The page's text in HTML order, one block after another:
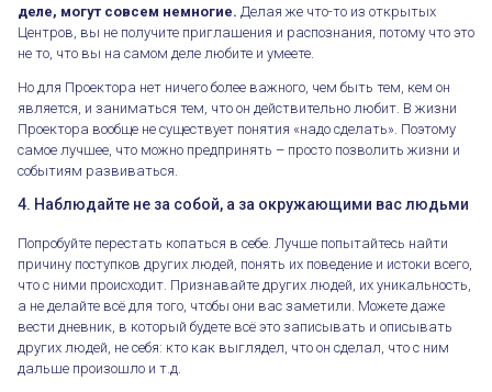
деле, могут совсем немногие. Делая же что-то из открытых
Центров, вы не получите приглашения и распознания, потому что это
не то, что вы на самом деле любите и умеете.
Но для Проектора нет ничего более важного, чем быть тем, кем он
является, и заниматься тем, что он действительно любит. В жизни
Проектора вообще не существует понятия «надо сделать». Поэтому
самое лучшее, что можно предпринять – просто позволить жизни и
событиям развиваться.
4. Наблюдайте не за собой, а за окружающими вас людьми
Попробуйте перестать копаться в себе. Лучше попытайтесь найти
причину поступков других людей, понять их поведение и истоки всего,
что с ними происходит. Признавайте других людей, их уникальность,
а не делайте всё для того, чтобы они вас заметили. Можете даже
вести дневник, в который будете всё это записывать и описывать
других людей, не себя: кто как выглядел, что он сделал, что с ним
дальше произошло и т.д.